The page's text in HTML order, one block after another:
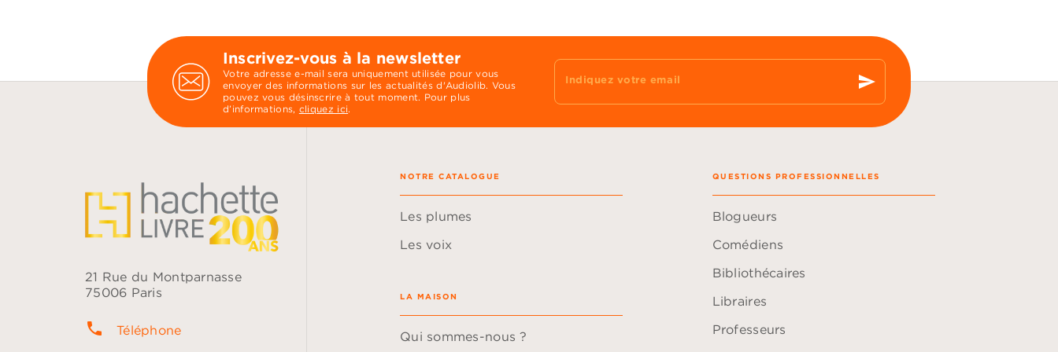
Inscrivez-vous à la newsletter
Votre adresse e-mail sera uniquement utilisée pour vous
envoyer des informations sur les actualités d'Audiolib. Vous
pouvez vous désinscrire à tout moment. Pour plus
d’informations, cliquez ici.
Indiquez votre email send
21 Rue du Montparnasse
75006 Paris
phone Téléphone
NOTRE CATALOGUE
Les plumes
Les voix
LA MAISON
Qui sommes-nous ?
QUESTIONS PROFESSIONNELLES
Blogueurs
Comédiens
Bibliothécaires
Libraires
Professeurs